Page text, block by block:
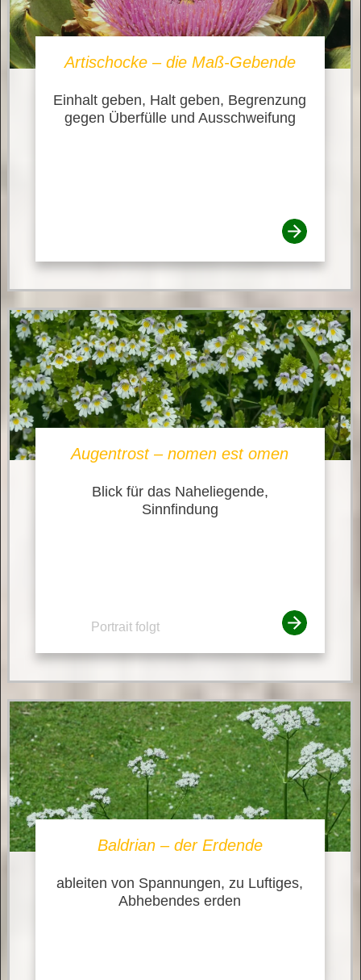
Artischocke – die Maß-Gebende
Einhalt geben, Halt geben, Begrenzung
gegen Überfülle und Ausschweifung
Augentrost – nomen est omen
Blick für das Naheliegende,
Sinnfindung
Portrait folgt
Baldrian – der Erdende
ableiten von Spannungen, zu Luftiges,
Abhebendes erden